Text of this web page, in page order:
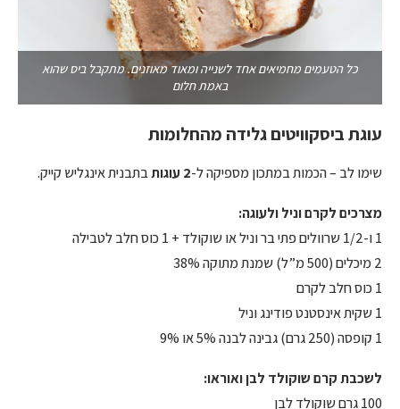
כל הטעמים מחמיאים אחד לשנייה ומאוד מאוזנים. מתקבל ביס שהוא
באמת חלום
עוגת ביסקוויטים גלידה מהחלומות
שימו לב – הכמות במתכון מספיקה ל-2 עוגות בתבנית אינגליש קייק.
מצרכים לקרם וניל ולעוגה:
1 ו-1/2 שרוולים פתי בר וניל או שוקולד + 1 כוס חלב לטבילה
2 מיכלים (500 מ”ל) שמנת מתוקה 38%
1 כוס חלב לקרם
1 שקית אינסטנט פודינג וניל
1 קופסה (250 גרם) גבינה לבנה 5% או 9%
לשכבת קרם שוקולד לבן ואוראו:
100 גרם שוקולד לבן